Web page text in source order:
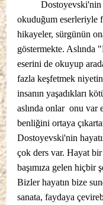
okuduğum eserleriyle
hikayeler, sürgünün
göstermekte. Aslında
eserini de okuyup
fazla keşfetmek
insanın yaşadıkları
aslında onlar  onu var
benliğini ortaya
Dostoyevski'nin
çok ders var. Hayat
başımıza gelen hiçbir
Bizler hayatın bize
sanata, faydaya